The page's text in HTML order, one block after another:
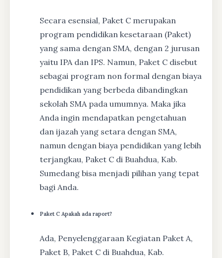
Secara esensial, Paket C merupakan
program pendidikan kesetaraan (Paket)
yang sama dengan SMA, dengan 2 jurusan
yaitu IPA dan IPS. Namun, Paket C disebut
sebagai program non formal dengan biaya
pendidikan yang berbeda dibandingkan
sekolah SMA pada umumnya. Maka jika
Anda ingin mendapatkan pengetahuan
dan ijazah yang setara dengan SMA,
namun dengan biaya pendidikan yang lebih
terjangkau, Paket C di Buahdua, Kab.
Sumedang bisa menjadi pilihan yang tepat
bagi Anda.
Paket C Apakah ada raport?
Ada, Penyelenggaraan Kegiatan Paket A,
Paket B, Paket C di Buahdua, Kab.